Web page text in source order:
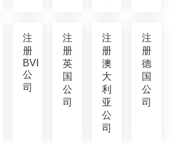
注
册
BVI
公
司
注
册
英
国
公
司
注
册
澳
大
利
亚
公
司
注
册
德
国
公
司